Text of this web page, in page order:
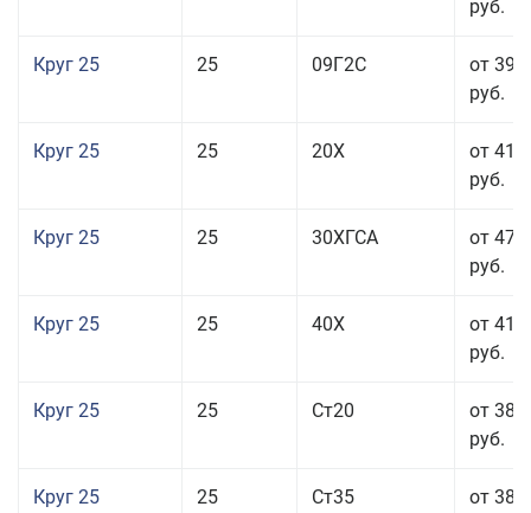
руб.
Круг 25 25 09Г2С
от 39
руб.
Круг 25 25 20Х
от 41
руб.
Круг 25 25 30ХГСА
от 47
руб.
Круг 25 25 40Х
от 41
руб.
Круг 25 25 Ст20
от 38
руб.
Круг 25 25 Ст35
от 38